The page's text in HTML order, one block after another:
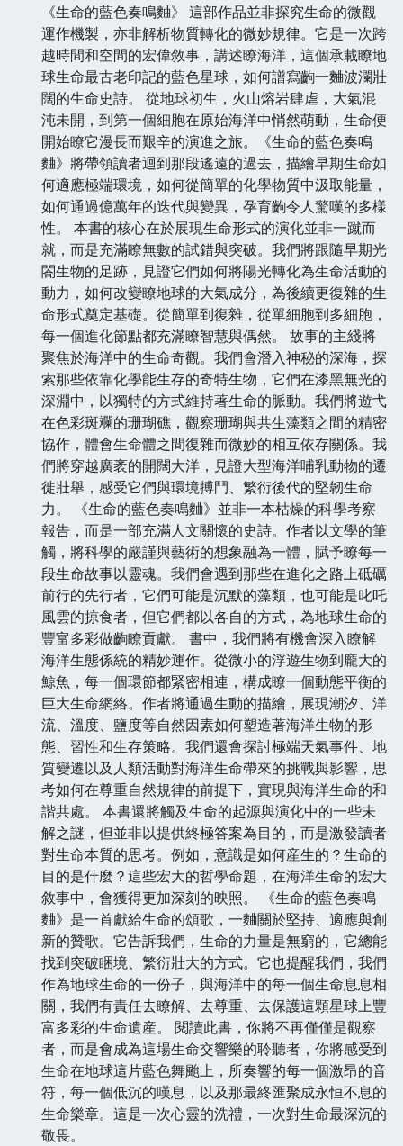
《生命的藍色奏鳴麯》 這部作品並非探究生命的微觀
運作機製，亦非解析物質轉化的微妙規律。它是一次跨
越時間和空間的宏偉敘事，講述瞭海洋，這個承載瞭地
球生命最古老印記的藍色星球，如何譜寫齣一麯波瀾壯
闊的生命史詩。 從地球初生，火山熔岩肆虐，大氣混
沌未開，到第一個細胞在原始海洋中悄然萌動，生命便
開始瞭它漫長而艱辛的演進之旅。《生命的藍色奏鳴
麯》將帶領讀者迴到那段遙遠的過去，描繪早期生命如
何適應極端環境，如何從簡單的化學物質中汲取能量，
如何通過億萬年的迭代與變異，孕育齣令人驚嘆的多樣
性。 本書的核心在於展現生命形式的演化並非一蹴而
就，而是充滿瞭無數的試錯與突破。我們將跟隨早期光
閤生物的足跡，見證它們如何將陽光轉化為生命活動的
動力，如何改變瞭地球的大氣成分，為後續更復雜的生
命形式奠定基礎。從簡單到復雜，從單細胞到多細胞，
每一個進化節點都充滿瞭智慧與偶然。 故事的主綫將
聚焦於海洋中的生命奇觀。我們會潛入神秘的深海，探
索那些依靠化學能生存的奇特生物，它們在漆黑無光的
深淵中，以獨特的方式維持著生命的脈動。我們將遊弋
在色彩斑斕的珊瑚礁，觀察珊瑚與共生藻類之間的精密
協作，體會生命體之間復雜而微妙的相互依存關係。我
們將穿越廣袤的開闊大洋，見證大型海洋哺乳動物的遷
徙壯舉，感受它們與環境搏鬥、繁衍後代的堅韌生命
力。 《生命的藍色奏鳴麯》並非一本枯燥的科學考察
報告，而是一部充滿人文關懷的史詩。作者以文學的筆
觸，將科學的嚴謹與藝術的想象融為一體，賦予瞭每一
段生命故事以靈魂。我們會遇到那些在進化之路上砥礪
前行的先行者，它們可能是沉默的藻類，也可能是叱吒
風雲的掠食者，但它們都以各自的方式，為地球生命的
豐富多彩做齣瞭貢獻。 書中，我們將有機會深入瞭解
海洋生態係統的精妙運作。從微小的浮遊生物到龐大的
鯨魚，每一個環節都緊密相連，構成瞭一個動態平衡的
巨大生命網絡。作者將通過生動的描繪，展現潮汐、洋
流、溫度、鹽度等自然因素如何塑造著海洋生物的形
態、習性和生存策略。我們還會探討極端天氣事件、地
質變遷以及人類活動對海洋生命帶來的挑戰與影響，思
考如何在尊重自然規律的前提下，實現與海洋生命的和
諧共處。 本書還將觸及生命的起源與演化中的一些未
解之謎，但並非以提供終極答案為目的，而是激發讀者
對生命本質的思考。例如，意識是如何産生的？生命的
目的是什麼？這些宏大的哲學命題，在海洋生命的宏大
敘事中，會獲得更加深刻的映照。 《生命的藍色奏鳴
麯》是一首獻給生命的頌歌，一麯關於堅持、適應與創
新的贊歌。它告訴我們，生命的力量是無窮的，它總能
找到突破睏境、繁衍壯大的方式。它也提醒我們，我們
作為地球生命的一份子，與海洋中的每一個生命息息相
關，我們有責任去瞭解、去尊重、去保護這顆星球上豐
富多彩的生命遺産。 閱讀此書，你將不再僅僅是觀察
者，而是會成為這場生命交響樂的聆聽者，你將感受到
生命在地球這片藍色舞颱上，所奏響的每一個激昂的音
符，每一個低沉的嘆息，以及那最終匯聚成永恒不息的
生命樂章。這是一次心靈的洗禮，一次對生命最深沉的
敬畏。